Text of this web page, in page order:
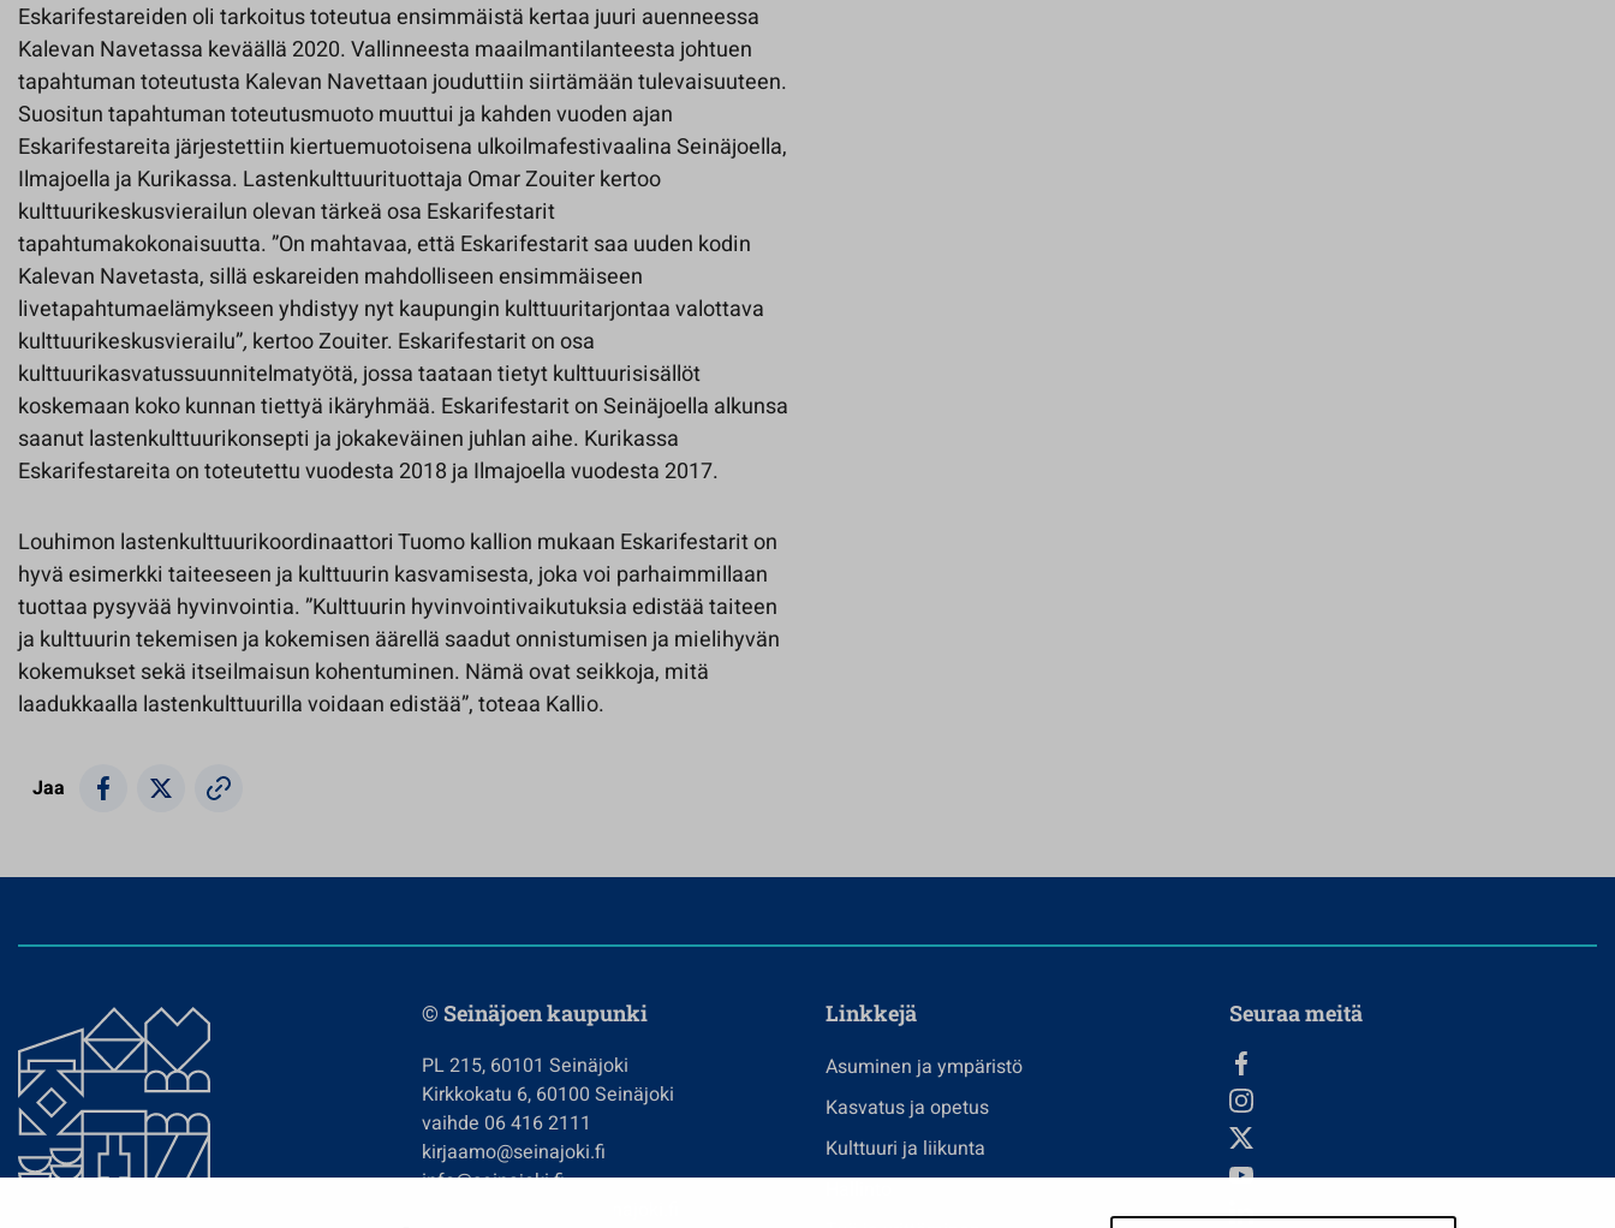
Eskarifestareiden oli tarkoitus toteutua ensimmäistä kertaa juuri auenneessa
Kalevan Navetassa keväällä 2020. Vallinneesta maailmantilanteesta johtuen
tapahtuman toteutusta Kalevan Navettaan jouduttiin siirtämään tulevaisuuteen.
Suositun tapahtuman toteutusmuoto muuttui ja kahden vuoden ajan
Eskarifestareita järjestettiin kiertuemuotoisena ulkoilmafestivaalina Seinäjoella,
Ilmajoella ja Kurikassa. Lastenkulttuurituottaja Omar Zouiter kertoo
kulttuurikeskusvierailun olevan tärkeä osa Eskarifestarit
tapahtumakokonaisuutta. ”On mahtavaa, että Eskarifestarit saa uuden kodin
Kalevan Navetasta, sillä eskareiden mahdolliseen ensimmäiseen
livetapahtumaelämykseen yhdistyy nyt kaupungin kulttuuritarjontaa valottava
kulttuurikeskusvierailu”, kertoo Zouiter. Eskarifestarit on osa
kulttuurikasvatussuunnitelmatyötä, jossa taataan tietyt kulttuurisisällöt
koskemaan koko kunnan tiettyä ikäryhmää. Eskarifestarit on Seinäjoella alkunsa
saanut lastenkulttuurikonsepti ja jokakeväinen juhlan aihe. Kurikassa
Eskarifestareita on toteutettu vuodesta 2018 ja Ilmajoella vuodesta 2017.
Louhimon lastenkulttuurikoordinaattori Tuomo kallion mukaan Eskarifestarit on
hyvä esimerkki taiteeseen ja kulttuurin kasvamisesta, joka voi parhaimmillaan
tuottaa pysyvää hyvinvointia. ”Kulttuurin hyvinvointivaikutuksia edistää taiteen
ja kulttuurin tekemisen ja kokemisen äärellä saadut onnistumisen ja mielihyvän
kokemukset sekä itseilmaisun kohentuminen. Nämä ovat seikkoja, mitä
laadukkaalla lastenkulttuurilla voidaan edistää”, toteaa Kallio.
Jaa
© Seinäjoen kaupunki
PL 215, 60101 Seinäjoki
Kirkkokatu 6, 60100 Seinäjoki
vaihde 06 416 2111
kirjaamo@seinajoki.fi
info@seinajoki.fi
Linkkejä
Asuminen ja ympäristö
Kasvatus ja opetus
Kulttuuri ja liikunta
Seuraa meitä